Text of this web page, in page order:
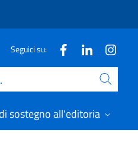
Seguici su:
sostegno all'editoria